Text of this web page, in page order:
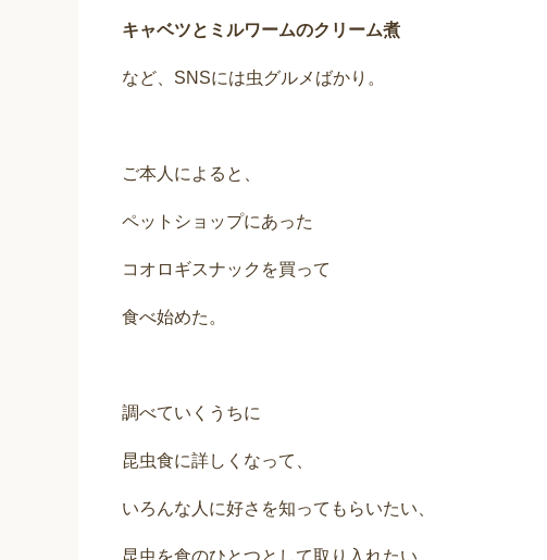
キャベツとミルワームのクリーム煮
など、SNSには虫グルメばかり。
ご本人によると、
ペットショップにあった
コオロギスナックを買って
食べ始めた。
調べていくうちに
昆虫食に詳しくなって、
いろんな人に好さを知ってもらいたい、